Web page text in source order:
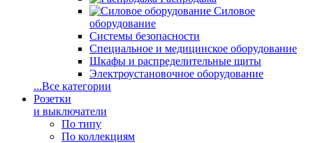
Силовое
оборудование
Системы безопасности
Специальное и медицинское оборудование
Шкафы и распределительные щиты
Электроустановочное оборудование
...Все категории
Розетки
и выключатели
По типу
По коллекциям